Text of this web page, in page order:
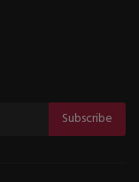
Subscribe